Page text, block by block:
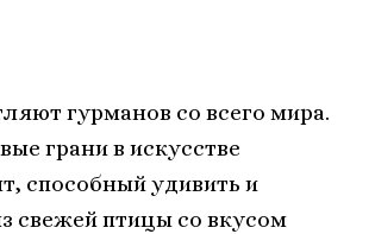
гурманов со всего мира.
грани в искусстве
способный удивить и
свежей птицы со вкусом